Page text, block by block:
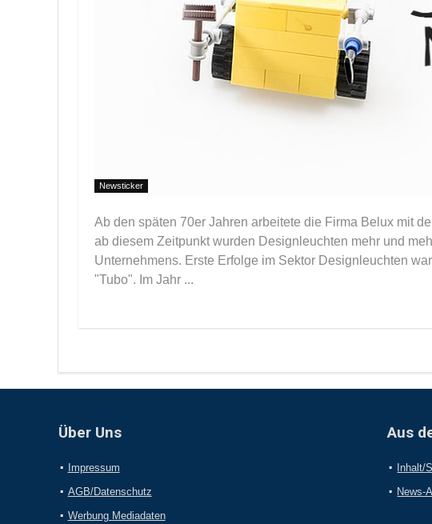
Newsticker
Ab den späten 70er Jahren arbeitete die Firma Belux mit
ab diesem Zeitpunkt wurden Designleuchten mehr und
Unternehmens. Erste Erfolge im Sektor Designleuchten
"Tubo". Im Jahr ...
Über Uns
Impressum
AGB/Datenschutz
Werbung Mediadaten
Aus
Inhalt/
News-